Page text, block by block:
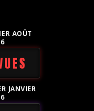
AOÛT
JANVIER